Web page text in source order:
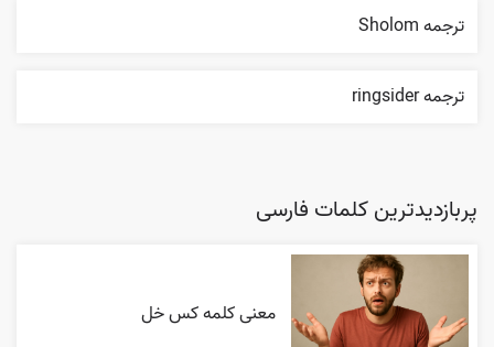
ترجمه Sholom
ترجمه ringsider
پربازدیدترین کلمات فارسی
معنی کلمه کس خل